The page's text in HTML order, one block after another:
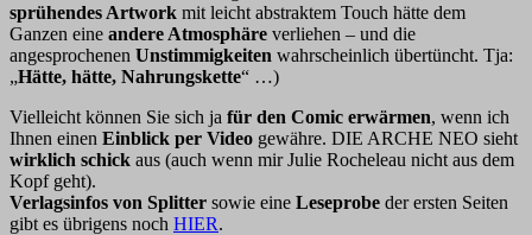
sprühendes Artwork mit leicht abstraktem Touch hätte dem
Ganzen eine andere Atmosphäre verliehen – und die
angesprochenen Unstimmigkeiten wahrscheinlich übertüncht. Tja:
„Hätte, hätte, Nahrungskette“ …)
Vielleicht können Sie sich ja für den Comic erwärmen, wenn ich
Ihnen einen Einblick per Video gewähre. DIE ARCHE NEO sieht
wirklich schick aus (auch wenn mir Julie Rocheleau nicht aus dem
Kopf geht).
Verlagsinfos von Splitter sowie eine Leseprobe der ersten Seiten
gibt es übrigens noch HIER.